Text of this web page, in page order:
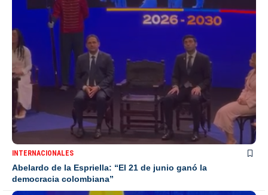
INTERNACIONALES
Abelardo de la Espriella: “El 21 de junio ganó la
democracia colombiana”